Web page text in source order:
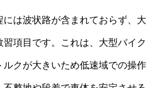
は波状路が含まれておらず、大
項目です。これは、大型バイク
クが大きいため低速域での操作